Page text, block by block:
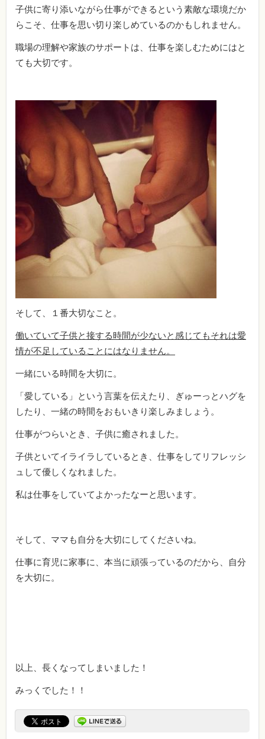
子供に寄り添いながら仕事ができるという素敵な環境だか
らこそ、仕事を思い切り楽しめているのかもしれません。
職場の理解や家族のサポートは、仕事を楽しむためにはと
ても大切です。
そして、１番大切なこと。
働いていて子供と接する時間が少ないと感じてもそれは愛
情が不足していることにはなりません。
一緒にいる時間を大切に。
「愛している」という言葉を伝えたり、ぎゅーっとハグを
したり、一緒の時間をおもいきり楽しみましょう。
仕事がつらいとき、子供に癒されました。
子供といてイライラしているとき、仕事をしてリフレッシ
ュして優しくなれました。
私は仕事をしていてよかったなーと思います。
そして、ママも自分を大切にしてくださいね。
仕事に育児に家事に、本当に頑張っているのだから、自分
を大切に。
以上、長くなってしまいました！
みっくでした！！